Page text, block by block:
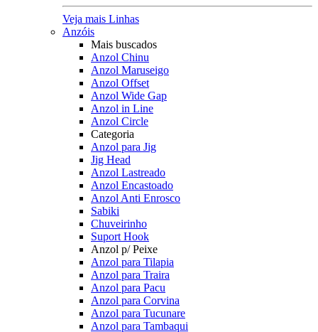
Veja mais Linhas
Anzóis
Mais buscados
Anzol Chinu
Anzol Maruseigo
Anzol Offset
Anzol Wide Gap
Anzol in Line
Anzol Circle
Categoria
Anzol para Jig
Jig Head
Anzol Lastreado
Anzol Encastoado
Anzol Anti Enrosco
Sabiki
Chuveirinho
Suport Hook
Anzol p/ Peixe
Anzol para Tilapia
Anzol para Traira
Anzol para Pacu
Anzol para Corvina
Anzol para Tucunare
Anzol para Tambaqui